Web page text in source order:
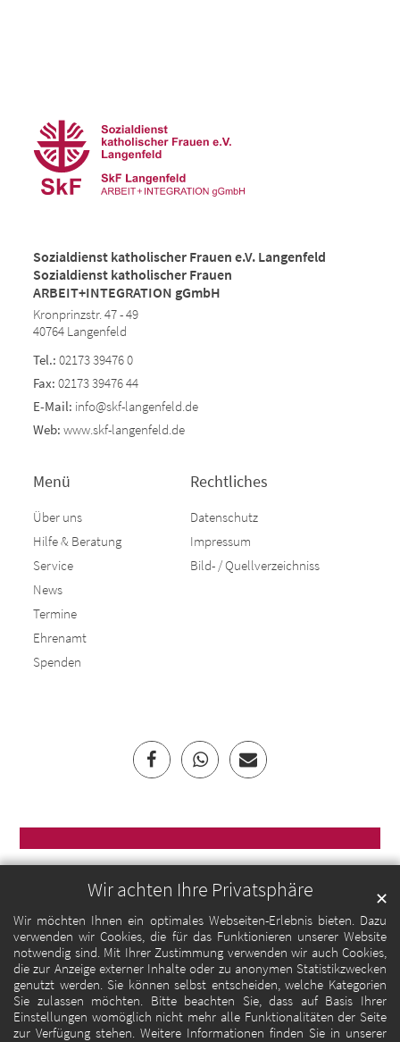
Wir achten Ihre Privatsphäre
Wir möchten Ihnen ein optimales Webseiten-Erlebnis bieten. Dazu
verwenden wir Cookies, die für das Funktionieren unserer Website
notwendig sind. Mit Ihrer Zustimmung verwenden wir auch Cookies,
die zur Anzeige externer Inhalte oder zu anonymen Statistikzwecken
genutzt werden. Sie können selbst entscheiden, welche Kategorien
Sie zulassen möchten. Bitte beachten Sie, dass auf Basis Ihrer
Einstellungen womöglich nicht mehr alle Funktionalitäten der Seite
zur Verfügung stehen. Weitere Informationen finden Sie in unserer
✕
Sozialdienst katholischer Frauen e.V. Langenfeld
Sozialdienst katholischer Frauen
ARBEIT+INTEGRATION gGmbH
Kronprinzstr. 47 - 49
40764 Langenfeld
Tel.: 02173 39476 0
Fax: 02173 39476 44
E-Mail: info@skf-langenfeld.de
Web: www.skf-langenfeld.de
Menü
Über uns
Hilfe & Beratung
Service
News
Termine
Ehrenamt
Spenden
Rechtliches
Datenschutz
Impressum
Bild- / Quellverzeichniss